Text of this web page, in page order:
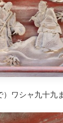
ワシャ九十九